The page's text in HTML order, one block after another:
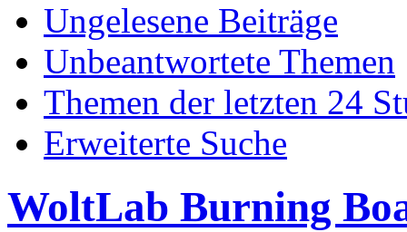
Ungelesene Beiträge
Unbeantwortete Themen
Themen der letzten 24
Erweiterte Suche
WoltLab Burning